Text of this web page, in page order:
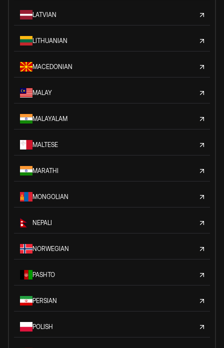
LATVIAN
LITHUANIAN
MACEDONIAN
MALAY
MALAYALAM
MALTESE
MARATHI
MONGOLIAN
NEPALI
NORWEGIAN
PASHTO
PERSIAN
POLISH